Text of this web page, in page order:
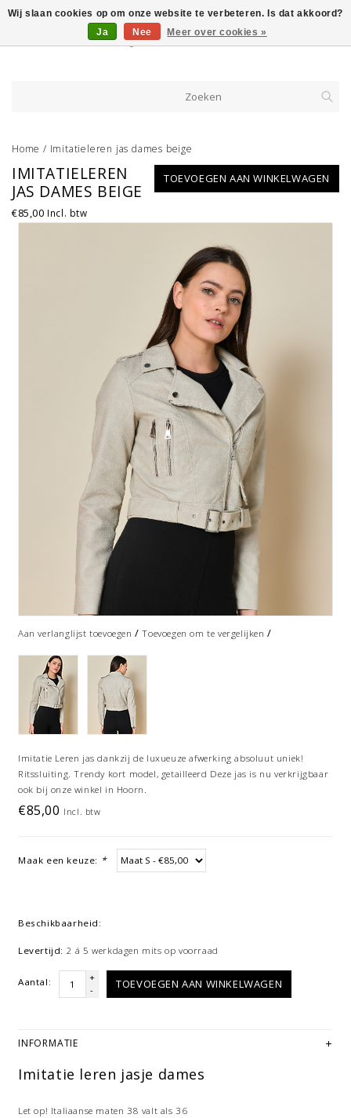
Home / Imitatieleren jas dames beige
TOEVOEGEN AAN WINKELWAGEN
IMITATIELEREN
JAS DAMES BEIGE
€85,00 Incl. btw
Aan verlanglijst toevoegen /Toevoegen om te vergelijken /
Imitatie Leren jas dankzij de luxueuze afwerking absoluut uniek!
Ritssluiting. Trendy kort model, getailleerd Deze jas is nu verkrijgbaar
ook bij onze winkel in Hoorn.
€85,00 Incl. btw
Maak een keuze: *
Beschikbaarheid:
Levertijd: 2 á 5 werkdagen mits op voorraad
Aantal:
+
-
TOEVOEGEN AAN WINKELWAGEN
INFORMATIE
Imitatie leren jasje dames
Let op! Italiaanse maten 38 valt als 36
Wij slaan cookies op om onze website te verbeteren. Is dat akkoord?
Ja
Nee Meer over cookies »